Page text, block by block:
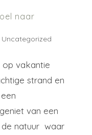
naar
Uncategorized
op vakantie
strand en
van een
natuur waar